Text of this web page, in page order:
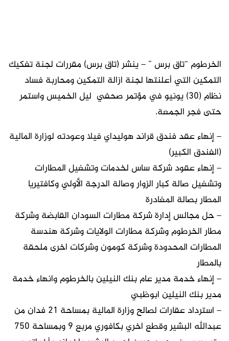
الخرطوم “تاق برس ” – ينشر (تاق برس) مقررات لجنة تفكيك
التمكين التي أعلنتها لجنة ازالة التمكين ومحاربة فساد
نظام (30) يونيو في مؤتمر صحفي ليل الخميس واستمر
حتى فجر الجمعة.
– إنهاء عقد فندق قراند هوليداي فيلا وعودته لوزارة المالية
(الفندق الكبير)
– إنهاء عقود شركة ساس لخدمات وتشغيل المطارات
وتشغيل صالة كبار الزوار وصالة الدرجة الأولي وكافتيريا
المطار بصالة المغادرة
– حل مجالس إدارة شركة مطارات السودان القابضة وشركة
مطار الخرطوم وشركة مطارات الولايات وشركة هندسة
المطارات المحدودة وشركة كومون وشركات اخرى ملحقة
بالمطار
– إنهاء خدمة مدير عام بنك النيلين بالخرطوم وانهاء خدمة
مدير بنك النيلين ابوظبي
– استرداد عقارات لصالح وزارة المالية بمساحة ٢١ فدان من
عبدالله البشير وقطع اخري بكافوري مربع ٩ وبمساحة ٧٥٠